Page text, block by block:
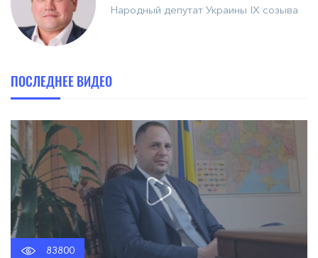
Народный депутат Украины IX созыва
ПОСЛЕДНЕЕ ВИДЕО
83800